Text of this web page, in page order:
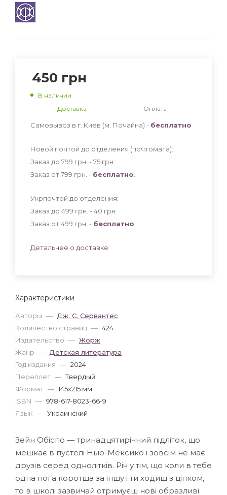
Характеристики
Авторы — Дж. С. Сервантес
Количество страниц — 424
Издательство — Жорж
Жанр — Детская литература
Год издания — 2024
Переплет — Твердый
Формат — 145x215 мм
ISBN — 978-617-8023-66-9
Язык — Украинский
450 грн
В наличии
Доставка
Оплата
Самовывоз в г. Киев (м. Почайна) - бесплатно
Новой почтой до отделения (почтомата):
Заказ до 799 грн. - 75 грн
Заказ от 799 грн. - бесплатно
Укрпочтой до отделения:
Заказ до 499 грн. - 40 грн
Заказ от 499 грн. - бесплатно
Детальнее о доставке
Зейн Обіспо — тринадцятирічний підліток, що
мешкає в пустелі Нью-Мексико і зовсім не має
друзів серед однолітків. Річ у тім, що коли в тебе
одна нога коротша за іншу і ти ходиш з ціпком,
то в школі зазвичай отримуєш нові образливі